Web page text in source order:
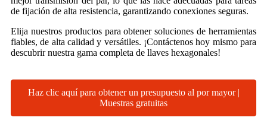
de fijación de alta resistencia, garantizando conexiones seguras.
Elija nuestros productos para obtener soluciones de herramientas
fiables, de alta calidad y versátiles. ¡Contáctenos hoy mismo para
descubrir nuestra gama completa de llaves hexagonales!
Haz clic aquí para obtener un presupuesto al por mayor |
Muestras gratuitas